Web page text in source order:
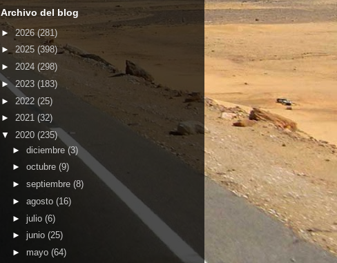
Archivo del blog
► 2026 (281)
► 2025 (398)
► 2024 (298)
►2023 (183)
► 2022 (25)
► 2021 (32)
▼ 2020 (235)
► diciembre(3)
► octubre (9)
► septiembre (8)
► agosto (16)
► julio (6)
► junio (25)
► mayo (64)